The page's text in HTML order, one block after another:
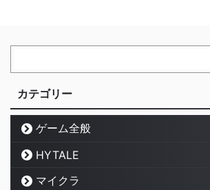
カテゴリー
ゲーム全般
HYTALE
マイクラ